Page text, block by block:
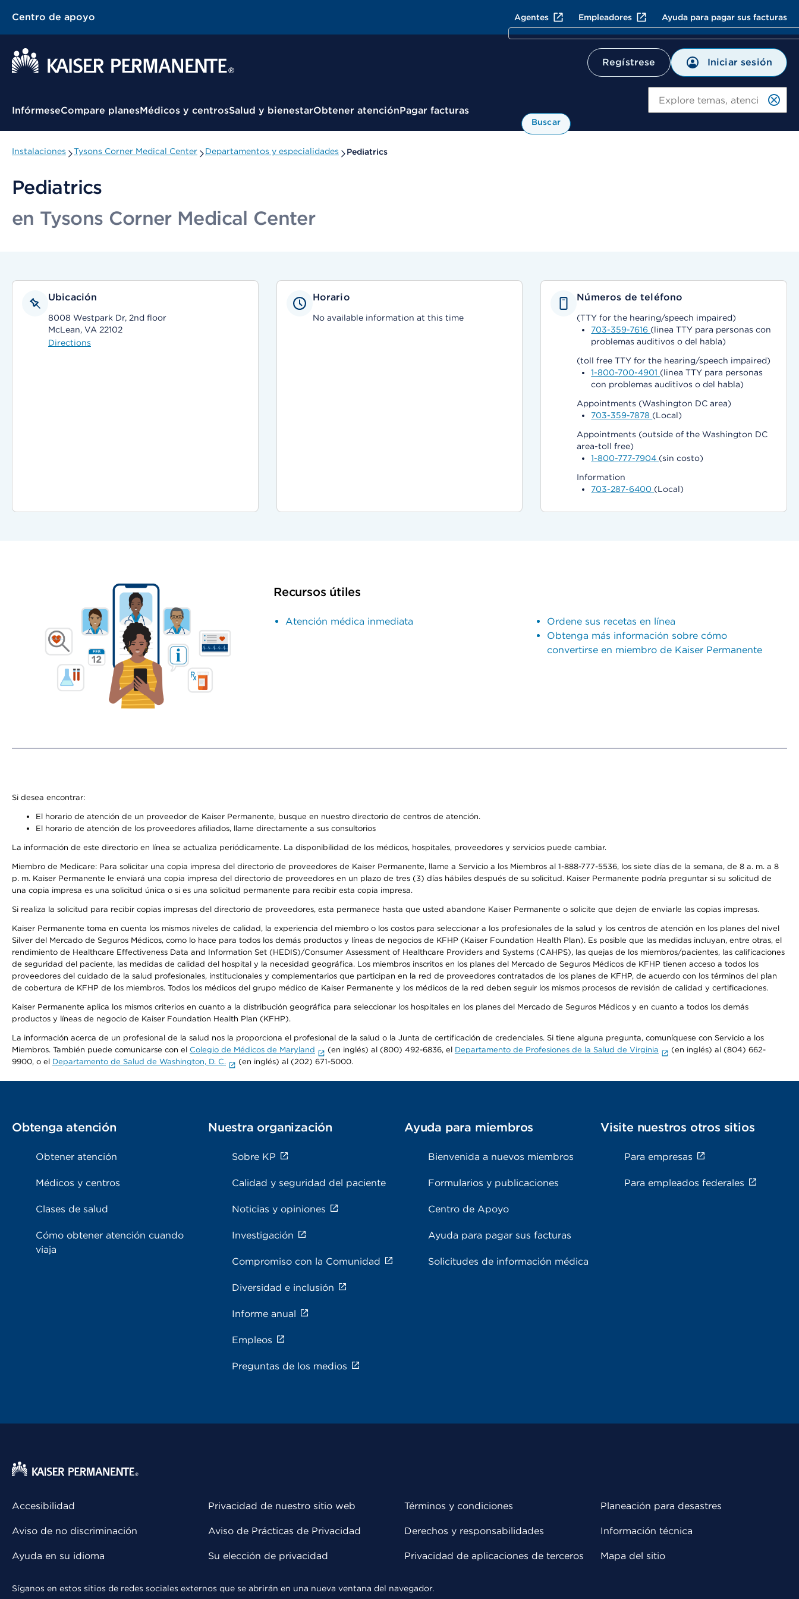
Centro de apoyo Agentes Empleadores Ayuda para pagar sus facturas
Regístrese Iniciar sesión
Menú contextual
InfórmeseCompare planesMédicos y centrosSalud y bienestarObtener atenciónPagar facturas
Buscar
Instalaciones Tysons Corner Medical Center Departamentos y especialidades Pediatrics
Pediatrics
en Tysons Corner Medical Center
Ubicación
8008 Westpark Dr, 2nd floor
McLean, VA 22102
Directions
Horario
No available information at this time
Números de teléfono
(TTY for the hearing/speech impaired)
703-359-7616 (linea TTY para personas con
problemas auditivos o del habla)
(toll free TTY for the hearing/speech impaired)
1-800-700-4901 (linea TTY para personas
con problemas auditivos o del habla)
Appointments (Washington DC area)
703-359-7878 (Local)
Appointments (outside of the Washington DC
area-toll free)
1-800-777-7904 (sin costo)
Information
703-287-6400 (Local)
Recursos útiles
Atención médica inmediata
Ordene sus recetas en línea
Obtenga más información sobre cómo
convertirse en miembro de Kaiser Permanente
Si desea encontrar:
El horario de atención de un proveedor de Kaiser Permanente, busque en nuestro directorio de centros de atención.
El horario de atención de los proveedores afiliados, llame directamente a sus consultorios
La información de este directorio en línea se actualiza periódicamente. La disponibilidad de los médicos, hospitales, proveedores y servicios puede cambiar.
Miembro de Medicare: Para solicitar una copia impresa del directorio de proveedores de Kaiser Permanente, llame a Servicio a los Miembros al 1-888-777-5536, los siete días de la semana, de 8 a. m. a 8
p. m. Kaiser Permanente le enviará una copia impresa del directorio de proveedores en un plazo de tres (3) días hábiles después de su solicitud. Kaiser Permanente podría preguntar si su solicitud de
una copia impresa es una solicitud única o si es una solicitud permanente para recibir esta copia impresa.
Si realiza la solicitud para recibir copias impresas del directorio de proveedores, esta permanece hasta que usted abandone Kaiser Permanente o solicite que dejen de enviarle las copias impresas.
Kaiser Permanente toma en cuenta los mismos niveles de calidad, la experiencia del miembro o los costos para seleccionar a los profesionales de la salud y los centros de atención en los planes del nivel
Silver del Mercado de Seguros Médicos, como lo hace para todos los demás productos y líneas de negocios de KFHP (Kaiser Foundation Health Plan). Es posible que las medidas incluyan, entre otras, el
rendimiento de Healthcare Effectiveness Data and Information Set (HEDIS)/Consumer Assessment of Healthcare Providers and Systems (CAHPS), las quejas de los miembros/pacientes, las calificaciones
de seguridad del paciente, las medidas de calidad del hospital y la necesidad geográfica. Los miembros inscritos en los planes del Mercado de Seguros Médicos de KFHP tienen acceso a todos los
proveedores del cuidado de la salud profesionales, institucionales y complementarios que participan en la red de proveedores contratados de los planes de KFHP, de acuerdo con los términos del plan
de cobertura de KFHP de los miembros. Todos los médicos del grupo médico de Kaiser Permanente y los médicos de la red deben seguir los mismos procesos de revisión de calidad y certificaciones.
Kaiser Permanente aplica los mismos criterios en cuanto a la distribución geográfica para seleccionar los hospitales en los planes del Mercado de Seguros Médicos y en cuanto a todos los demás
productos y líneas de negocio de Kaiser Foundation Health Plan (KFHP).
La información acerca de un profesional de la salud nos la proporciona el profesional de la salud o la Junta de certificación de credenciales. Si tiene alguna pregunta, comuníquese con Servicio a los
Miembros. También puede comunicarse con el Colegio de Médicos de Maryland (en inglés) al (800) 492-6836, el Departamento de Profesiones de la Salud de Virginia
(en inglés) al (804) 662-
9900, o el Departamento de Salud de Washington, D. C. (en inglés) al (202) 671-5000.
Obtenga atención
Obtener atención
Médicos y centros
Clases de salud
Cómo obtener atención cuando
viaja
Nuestra organización
Sobre KP
Calidad y seguridad del paciente
Noticias y opiniones
Investigación
Compromiso con la Comunidad
Diversidad e inclusión
Informe anual
Empleos
Preguntas de los medios
Ayuda para miembros
Bienvenida a nuevos miembros
Formularios y publicaciones
Centro de Apoyo
Ayuda para pagar sus facturas
Solicitudes de información médica
Visite nuestros otros sitios
Para empresas
Para empleados federales
Accesibilidad
Aviso de no discriminación
Ayuda en su idioma
Privacidad de nuestro sitio web
Aviso de Prácticas de Privacidad
Su elección de privacidad
Términos y condiciones
Derechos y responsabilidades
Privacidad de aplicaciones de terceros
Planeación para desastres
Información técnica
Mapa del sitio
Síganos en estos sitios de redes sociales externos que se abrirán en una nueva ventana del navegador.